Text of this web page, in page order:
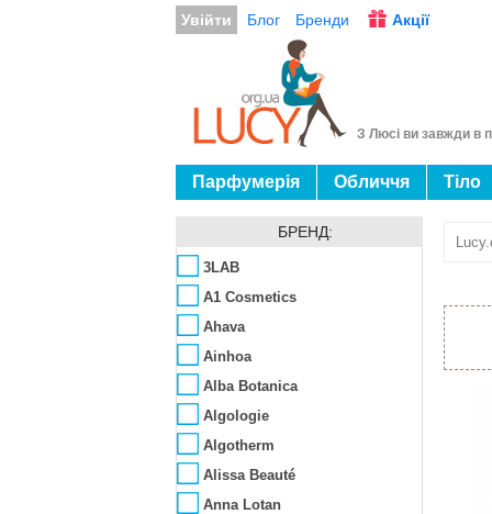
Увійти Блог Бренди Акції
З Люсі ви завжди в
Парфумерія Обличчя Тіло
БРЕНД:
3LAB
A1 Cosmetics
Ahava
Ainhoa
Alba Botanica
Algologie
Algotherm
Alissa Beauté
Anna Lotan